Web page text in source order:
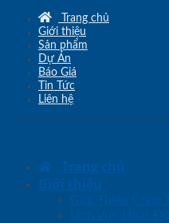
Trang chủ
Giới thiệu
Sản phẩm
Dự Án
Báo Giá
Tin Tức
Liên hệ
Trang chủ
Giới thiệu
Giới Thiệu Công
Lĩnh Vực Hoạt